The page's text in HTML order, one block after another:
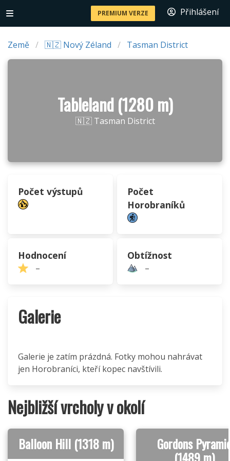
PREMIUM VERZE Přihlášení
Země 🇳🇿 Nový Zéland Tasman District
Tableland (1280 m)
🇳🇿 Tasman District
Počet výstupů
Počet
Horobraníků
Hodnocení
–
Obtížnost
–
Galerie
Galerie je zatím prázdná. Fotky mohou nahrávat
jen Horobraníci, kteří kopec navštívili.
Nejbližší vrcholy v okolí
Balloon Hill (1318 m) Gordons